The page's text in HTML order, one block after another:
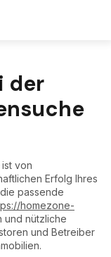
der
von
Erfolg Ihres
passende
homezone-
und nützliche
und Betreiber